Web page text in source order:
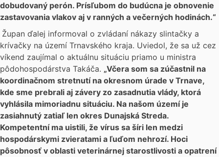
dobudovaný perón. Prísľubom do budúcna je obnovenie
zastavovania vlakov aj v ranných a večerných hodinách.“
Župan ďalej informoval o zvládaní nákazy slintačky a
krívačky na území Trnavského kraja. Uviedol, že sa už cez
víkend zaujímal o aktuálnu situáciu priamo u ministra
pôdohospodárstva Takáča. „Včera som sa zúčastnil na
koordinačnom stretnutí na okresnom úrade v Trnave,
kde sme prebrali aj závery zo zasadnutia vlády, ktorá
vyhlásila mimoriadnu situáciu. Na našom území je
zasiahnutý zatiaľ len okres Dunajská Streda.
Kompetentní ma uistili, že vírus sa šíri len medzi
hospodárskymi zvieratami a ľuďom nehrozí. Hoci
pôsobnosť v oblasti veterinárnej starostlivosti a opatrení